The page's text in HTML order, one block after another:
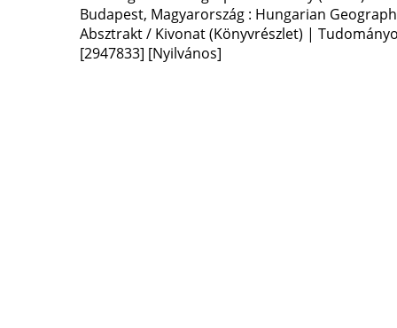
Budapest, Magyarország : Hungarian
Absztrakt / Kivonat (Könyvrészlet) |
[2947833] [Nyilvános]